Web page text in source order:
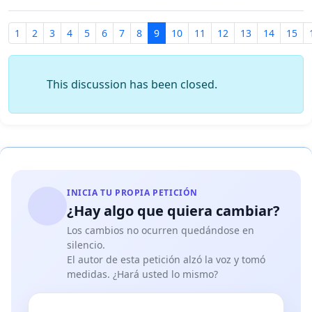
1 2 3 4 5 6 7 8 9 10 11 12 13 14 15
This discussion has been closed.
INICIA TU PROPIA PETICIÓN
¿Hay algo que quiera cambiar?
Los cambios no ocurren quedándose en
silencio.
El autor de esta petición alzó la voz y tomó
medidas. ¿Hará usted lo mismo?